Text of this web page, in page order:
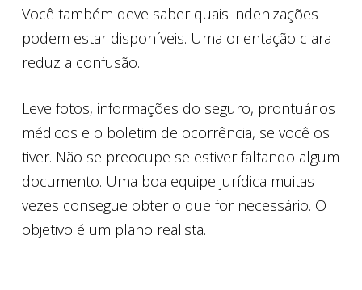
Você também deve saber quais indenizações
podem estar disponíveis. Uma orientação clara
reduz a confusão.
Leve fotos, informações do seguro, prontuários
médicos e o boletim de ocorrência, se você os
tiver. Não se preocupe se estiver faltando algum
documento. Uma boa equipe jurídica muitas
vezes consegue obter o que for necessário. O
objetivo é um plano realista.